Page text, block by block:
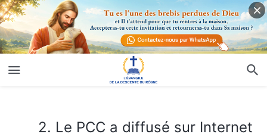
2. Le PCC a diffusé sur Internet